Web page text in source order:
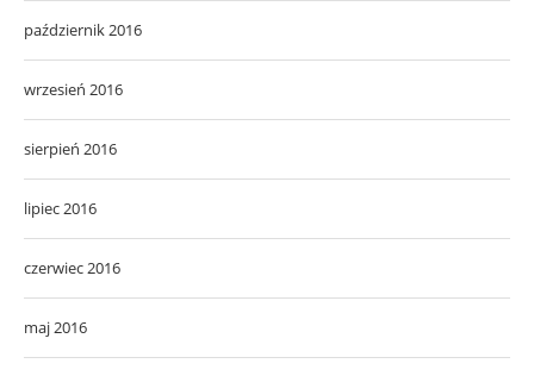
październik 2016
wrzesień 2016
sierpień 2016
lipiec 2016
czerwiec 2016
maj 2016